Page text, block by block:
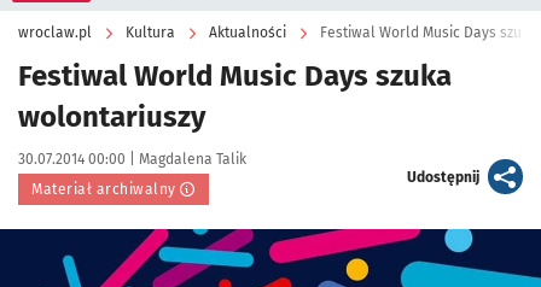
wroclaw.pl Kultura Aktualności Festiwal World Music Days
Festiwal World Music Days szuka
wolontariuszy
Data publikacji:
30.07.2014 00:00 | Autor:
Magdalena Talik
Materiał archiwalny
Udostępnijartykuł
Kliknij, aby powiększyć